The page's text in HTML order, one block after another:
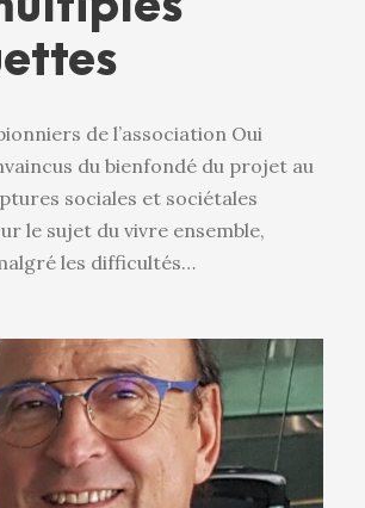
de l’association Oui
du bienfondé du projet au
sociales et sociétales
le sujet du vivre ensemble,
les difficultés…